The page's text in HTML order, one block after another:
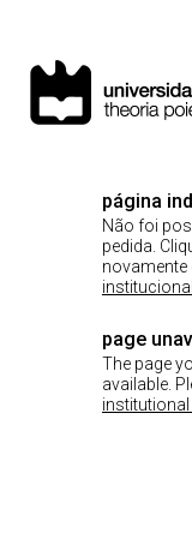
página
Não foi
pedida.
novamente
page
The page
available.
institutional